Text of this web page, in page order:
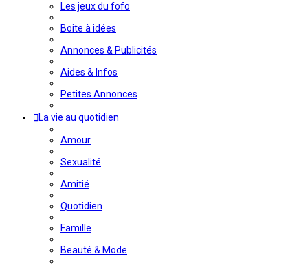
Les jeux du fofo
Boite à idées
Annonces & Publicités
Aides & Infos
Petites Annonces
La vie au quotidien
Amour
Sexualité
Amitié
Quotidien
Famille
Beauté & Mode